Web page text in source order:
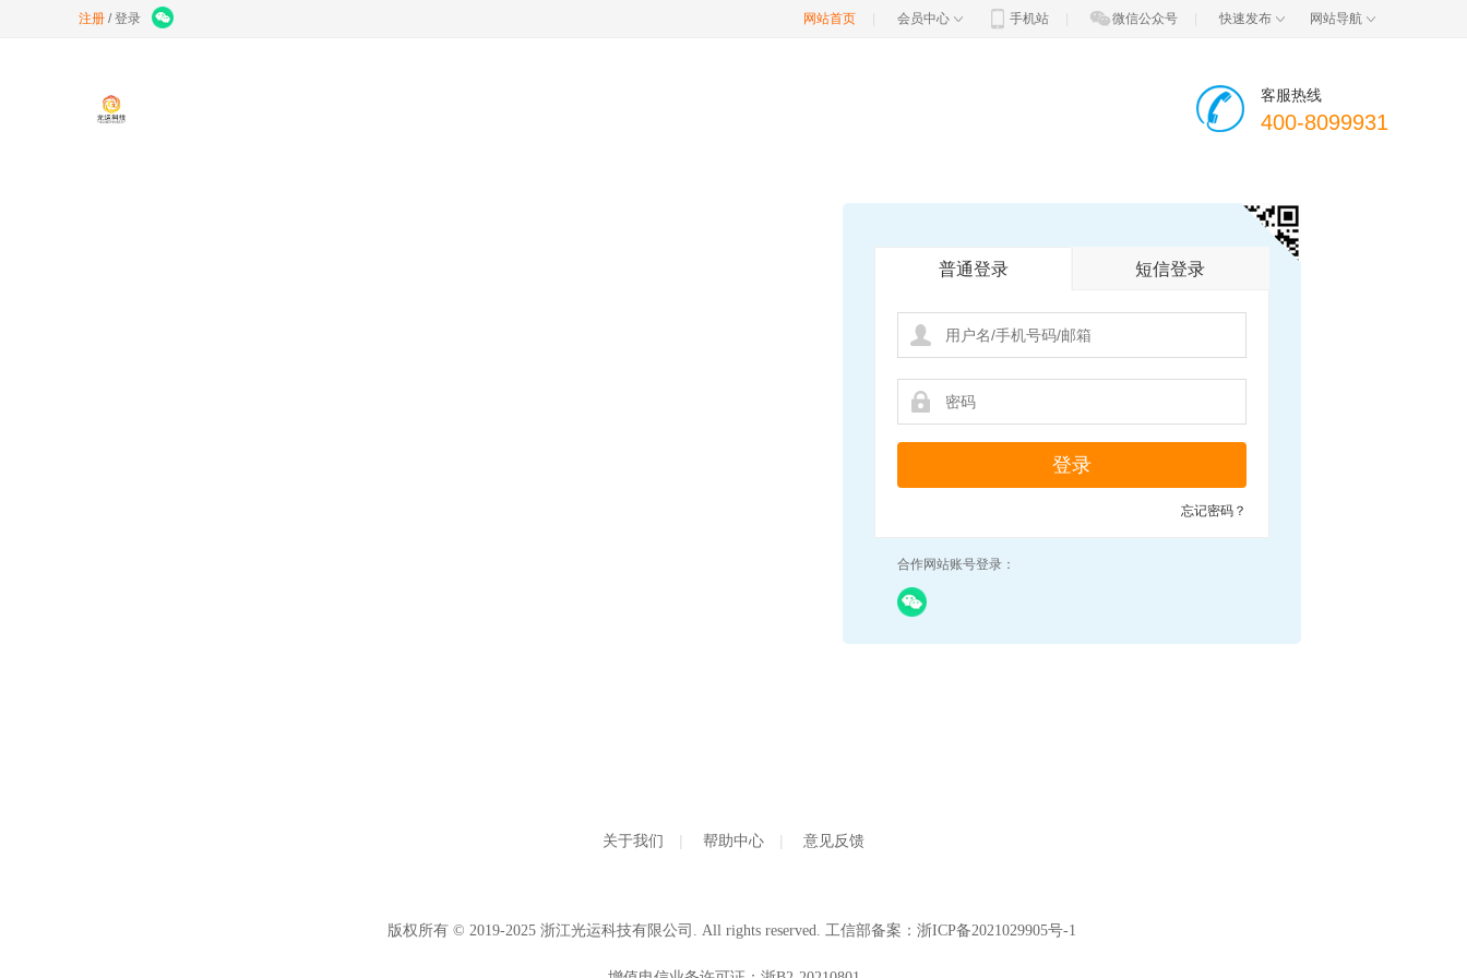
注册 /登录 网站首页 会员中心 手机站 微信公众号 快速发布 网站导航
客服热线
400-8099931
普通登录 短信登录
忘记密码？
合作网站账号登录：
关于我们 | 帮助中心 | 意见反馈
版权所有 © 2019-2025 浙江光运科技有限公司 . All rights reserved. 工信部备案： 浙ICP备2021029905号-1